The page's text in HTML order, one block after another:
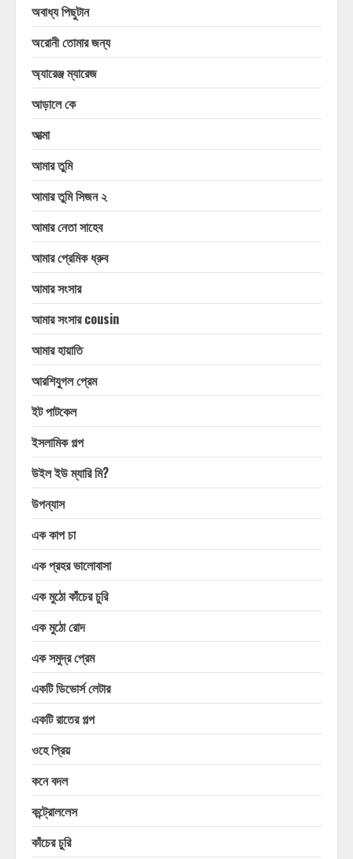
অবাধ্য পিছুটান
অরোনী তোমার জন্য
অ্যারেঞ্জ ম্যারেজ
আড়ালে কে
আত্মা
আমার তুমি
আমার তুমি সিজন ২
আমার নেতা সাহেব
আমার প্রেমিক ধ্রুব
আমার সংসার
আমার সংসার cousin
আমার হায়াতি
আরশিযুগল প্রেম
ইট পাটকেল
ইসলামিক গল্প
উইল ইউ ম্যারি মি?
উপন্যাস
এক কাপ চা
এক প্রহর ভালোবাসা
এক মুঠো কাঁচের চুরি
এক মুঠো রোদ
এক সমুদ্র প্রেম
একটি ডিভোর্স লেটার
একটি রাতের গল্প
ওহে প্রিয়
কনে বদল
কন্ট্রোললেস
কাঁচের চুরি